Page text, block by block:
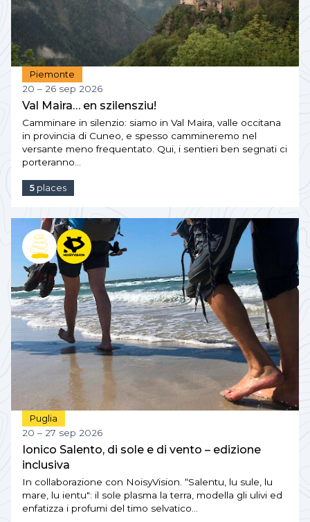
Piemonte
20 – 26 sep 2026
Val Maira… en szilensziu!
Camminare in silenzio: siamo in Val Maira, valle occitana
in provincia di Cuneo, e spesso cammineremo nel
versante meno frequentato. Qui, i sentieri ben segnati ci
porteranno…
5 places
Puglia
20 – 27 sep 2026
Ionico Salento, di sole e di vento – edizione
inclusiva
In collaborazione con NoisyVision. “Salentu, lu sule, lu
mare, lu ientu": il sole plasma la terra, modella gli ulivi ed
enfatizza i profumi del timo selvatico…